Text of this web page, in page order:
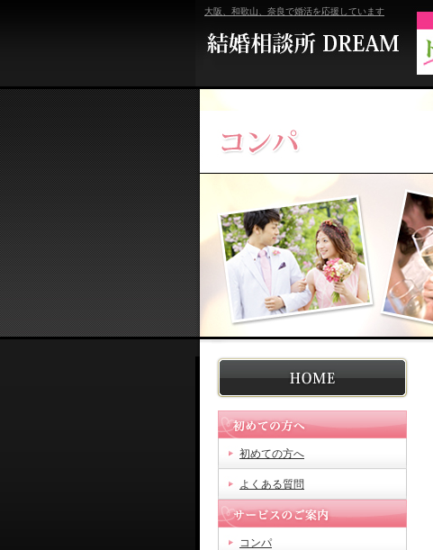
大阪、和歌山、奈良で婚活を応援しています
初めての方へ
よくある質問
コンパ